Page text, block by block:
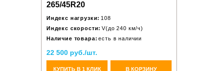
265/45R20
Индекс нагрузки: 108
Индекс скорости: V(до 240 км/ч)
Наличие товара: есть в наличии
22 500 руб./шт.
КУПИТЬ В 1 КЛИК В КОРЗИНУ